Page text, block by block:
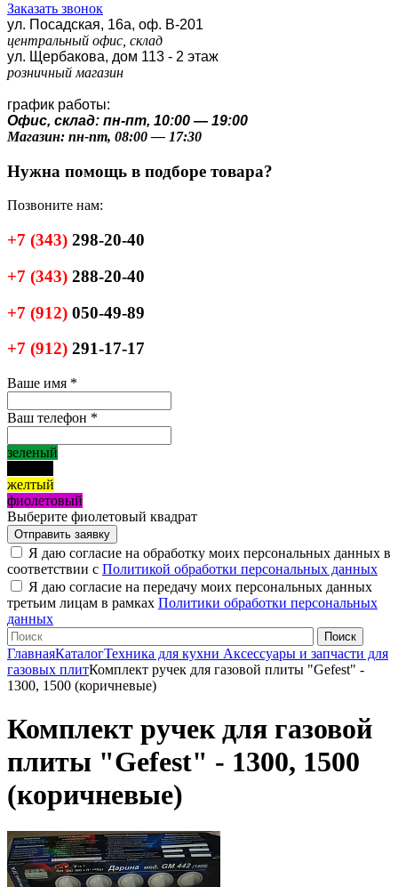
Заказать звонок
ул. Посадская, 16а, оф. В-201
центральный офис, склад
ул. Щербакова, дом 113 - 2 этаж
розничный магазин
график работы:
Офис, склад: пн-пт, 10:00 — 19:00
Магазин: пн-пт, 08:00 — 17:30
Нужна помощь в подборе товара?
Позвоните нам:
+7 (343) 298-20-40
+7 (343) 288-20-40
+7 (912) 050-49-89
+7 (912) 291-17-17
Ваше имя *
Ваш телефон *
зеленый
желтый
фиолетовый
Выберите фиолетовый квадрат
Я даю согласие на обработку моих персональных данных в
соответствии с Политикой обработки персональных данных
Я даю согласие на передачу моих персональных данных
третьим лицам в рамках Политики обработки персональных
данных
ГлавнаяКаталогТехника для кухни Аксессуары и запчасти для
газовых плитКомплект ручек для газовой плиты "Gefest" -
1300, 1500 (коричневые)
Комплект ручек для газовой
плиты "Gefest" - 1300, 1500
(коричневые)